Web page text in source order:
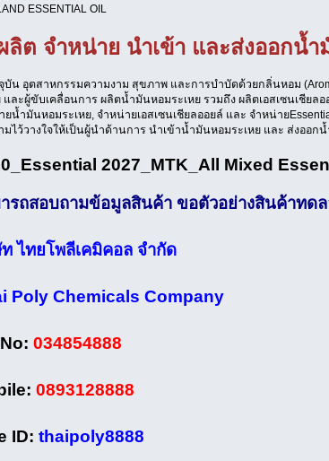
ESSENTIAL OIL
ลิต จำหน่าย นำเข้า และส่งออกน้
บัน อุตสาหกรรมความงาม สุขภาพ และการบำบัดด้วยกลิ่นหอม
และผู้ขับเคลื่อนการ ผลิตน้ำมันหอมระเหย รวมถึง ผลิตเอสเซนเชีย
ยน้ำมันหอมระเหย, จำหน่ายเอสเซนเชียลออยล์ และ จำหน่าย
มไว้วางใจให้เป็นผู้นำด้านการ นำเข้าน้ำมันหอมระเหย และ ส่งออก
2027_MTK_All Mixed
รถสอบถามข้อมูลสินค้า ขอตัวอย่างสินค้าทด
ไทยโพลีเคมิคอล จำกัด
Poly Chemicals Company
034854888
0893128888
ID: thaipoly8888